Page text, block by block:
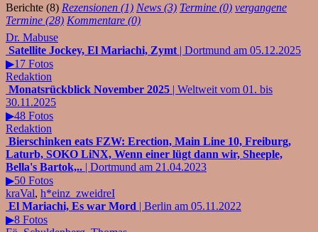
Berichte (8) Rezensionen (1) News (3) Termine (0) vergangene
Termine (28) Kommentare (0)
Dr. Mabuse
Satellite Jockey, El Mariachi, Zymt | Dortmund am 05.12.2025
▶17 Fotos
Redaktion
Monatsrückblick November 2025 | Weltweit vom 01. bis
30.11.2025
▶48 Fotos
Redaktion
Bierschinken eats FZW: Erection, Main Line 10, Freiburg,
Laturb, SOKO LiNX, Wenn einer lügt dann wir, Sheeple,
Bella's Bartok,.. | Dortmund am 21.04.2023
▶50 Fotos
kraVal, h*einz_zweidreI
El Mariachi, Es war Mord | Berlin am 05.11.2022
▶8 Fotos